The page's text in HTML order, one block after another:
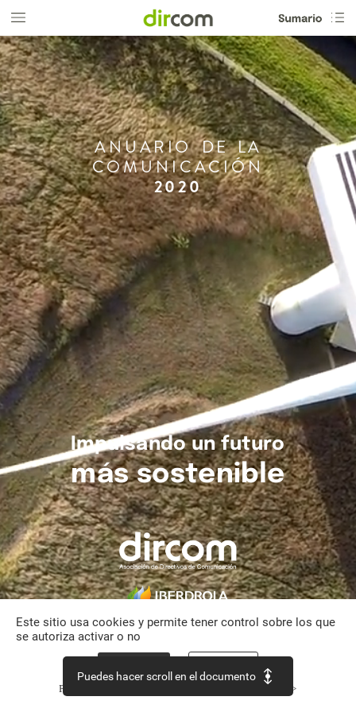
ANUARIO DE LA
COMUNICACIÓN
2020
Impulsando un futuro
más sostenible
Este sitio usa cookies y permite tener control sobre los que
se autoriza activar o no
Política de confidencialidad Continuar sin aceptar >
Puedes hacer scroll en el documento